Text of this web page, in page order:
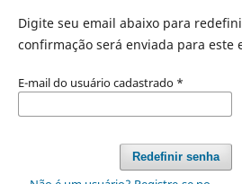
Digite seu email abaixo para
confirmação será enviada para este
E-mail do usuário cadastrado *
Redefinir senha